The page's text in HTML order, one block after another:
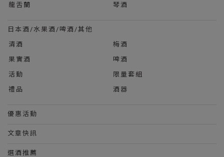
龍舌蘭
琴酒
日本酒/水果酒/啤酒/其他
清酒
梅酒
果實酒
啤酒
活動
限量套組
禮品
酒器
優惠活動
文章快訊
選酒推薦